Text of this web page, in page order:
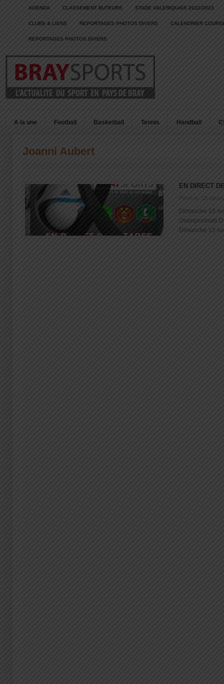
AGENDA CLASSEMENT BUTEURS STADE VALERIQUAIS 2022/2023
CLUBS & LIENS REPORTAGES PHOTOS DIVERS CALENDRIER
REPORTAGES PHOTOS DIVERS
A la une Football Basketball Tennis Handball
Joanni Aubert
EN DIRECT
Posté le: 15
Dimanche 15
championnats
Dimanche 15